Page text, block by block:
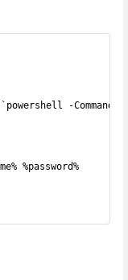
-Command
%password%